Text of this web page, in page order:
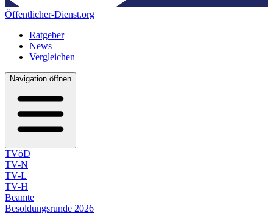
Öffentlicher-Dienst.org
Ratgeber
News
Vergleichen
Navigation öffnen
TVöD
TV-N
TV-L
TV-H
Beamte
Besoldungsrunde 2026